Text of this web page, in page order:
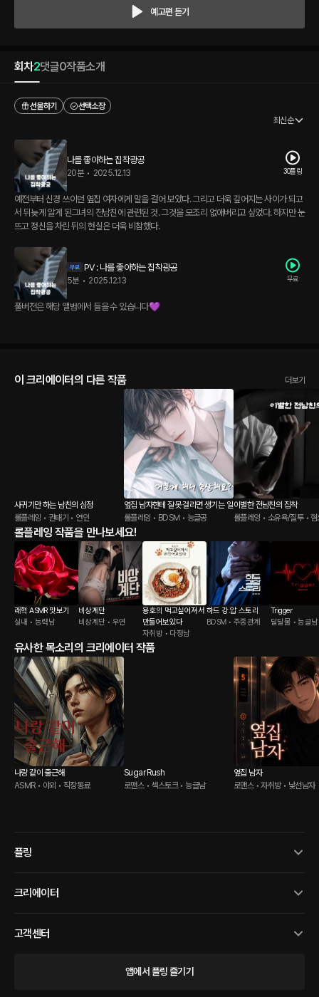
예고편 듣기
회차2댓글0작품소개
선물하기
선택소장
최신순
나를 좋아하는 집착광공
20분 • 2025.12.13 30플링
예전부터 신경 쓰이던 옆집 여자에게 말을 걸어 보았다. 그리고 더욱 깊어지는 사이가 되고
서 뒤늦게 알게 된그녀의 전남친에 관련된 것. 그것을 모조리 없애버리고 싶었다. 하지만 눈
뜨고 정신을 차린 뒤의 현실은 더욱 비참했다.
PV : 나를 좋아하는 집착광공
5분 • 2025.12.13 무료
풀버전은 해당 앨범에서 들을 수 있습니다💜
이 크리에이터의 다른 작품 더보기
사귀기만 하는 남친의 심정
롤플레잉 • 권태기 • 연인
옆집 남자한테 잘못 걸리면 생기는 일
롤플레잉 • BDSM • 능글공
이별한 전남친의 집착
롤플레잉 • 소유욕/질투 •
롤플레잉 작품을 만나보세요!
래혁 ASMR 맛보기
실내 • 능력남
비상계단
비상계단 • 우연
용호의 먹고싶어져서
만들어보았다
자취방 • 다정남
하드 강.압 스토리
BDSM • 주종관계
Trigger
달달물 • 능글남
유사한 목소리의 크리에이터 작품
나랑 같이 출근해
ASMR • 야외 • 직장동료
Sugar Rush
로맨스 • 섹스토크 • 능글남
옆집 남자
로맨스 • 자취방 • 낯선남자
플링
크리에이터
고객센터
앱에서 플링 즐기기